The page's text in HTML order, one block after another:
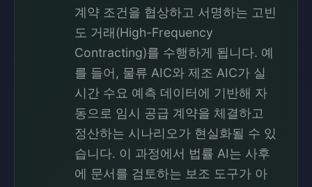
계약 조건을 협상하고 서명하는 고빈
도 거래(High-Frequency
Contracting)를 수행하게 됩니다. 예
를 들어, 물류 AIC와 제조 AIC가 실
시간 수요 예측 데이터에 기반해 자
동으로 임시 공급 계약을 체결하고
정산하는 시나리오가 현실화될 수 있
습니다. 이 과정에서 법률 AI는 사후
에 문서를 검토하는 보조 도구가 아